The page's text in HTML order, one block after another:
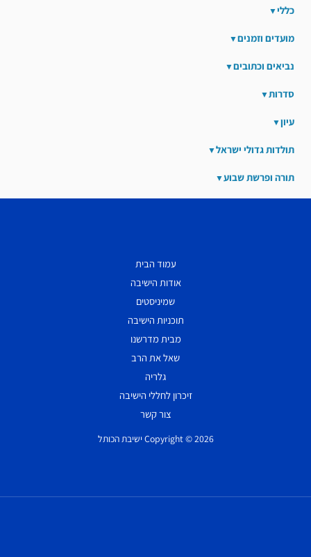
כללי
מועדים וזמנים
נביאים וכתובים
סדרות
עיון
תולדות גדולי ישראל
תורה ופרשת שבוע
עמוד הבית
אודות הישיבה
שמיניסטים
תוכניות הישיבה
מבית מדרשנו
שאל את הרב
גלריה
זיכרון לחללי הישיבה
צור קשר
Copyright © 2026 ישיבת הכותל